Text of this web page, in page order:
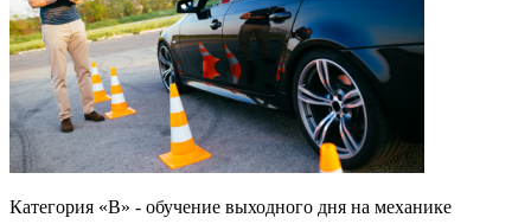
Категория «B» - обучение выходного дня на механике